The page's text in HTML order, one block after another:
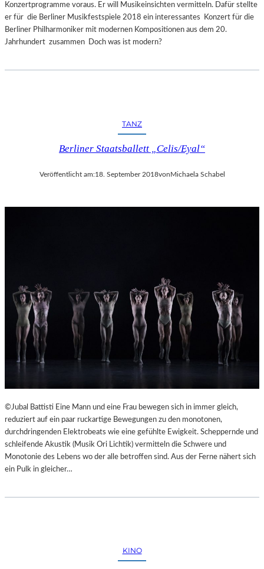
Konzertprogramme voraus. Er will Musikeinsichten vermitteln. Dafür stellte
er für die Berliner Musikfestspiele 2018 ein interessantes Konzert für die
Berliner Philharmoniker mit modernen Kompositionen aus dem 20.
Jahrhundert zusammen Doch was ist modern?
TANZ
Berliner Staatsballett „Celis/Eyal“
Veröffentlicht am:18. September 2018von Michaela Schabel
©Jubal Battisti Eine Mann und eine Frau bewegen sich in immer gleich,
reduziert auf ein paar ruckartige Bewegungen zu den monotonen,
durchdringenden Elektrobeats wie eine gefühlte Ewigkeit. Scheppernde und
schleifende Akustik (Musik Ori Lichtik) vermitteln die Schwere und
Monotonie des Lebens wo der alle betroffen sind. Aus der Ferne nähert sich
ein Pulk in gleicher…
KINO